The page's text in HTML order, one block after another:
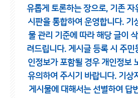
유롭게 토론하는 장으로, 기존 자
시판을 통합하여 운영합니다. 기
물 관리 기준에 따라 해당 글이
려드립니다. 게시글 등록 시 주민
인정보가 포함될 경우 개인정보
유의하여 주시기 바랍니다. 기상
게시물에 대해서는 선별하여 답